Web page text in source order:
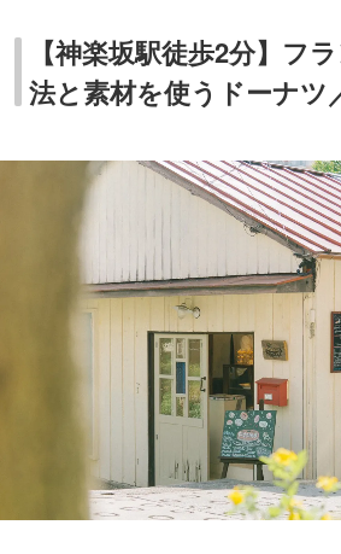
【神楽坂駅徒歩9分】50年以上続
「ペコちゃん焼」／不二家 飯田橋
【神楽坂駅徒歩2分】フ
法と素材を使うドーナツ